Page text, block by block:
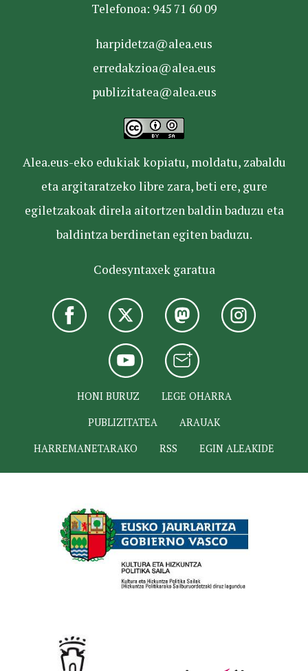
Telefonoa: 945 71 60 09
harpidetza@alea.eus
erredakzioa@alea.eus
publizitatea@alea.eus
Alea.eus-eko edukiak kopiatu, moldatu, zabaldu
eta argitaratzeko libre zara, beti ere, gure
egiletzakoak direla aitortzen baldin baduzu eta
baldintza berdinetan egiten baduzu.
Codesyntaxek garatua
HONI BURUZ
LEGE OHARRA
PUBLIZITATEA
ARAUAK
HARREMANETARAKO
RSS EGIN ALEAKIDE